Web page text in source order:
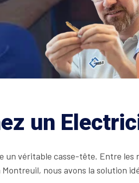
un
un véritable casse-tête. Entre
nous avons la solution